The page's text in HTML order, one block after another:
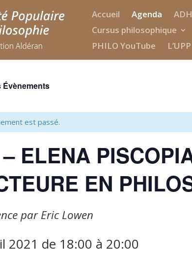
Accueil Agenda
Cursus philosophique
PHILO YouTube
L’UPP
Évènements
est passé.
– ELENA
EN
par Eric Lowen
2021 de 18:00 à 20:00